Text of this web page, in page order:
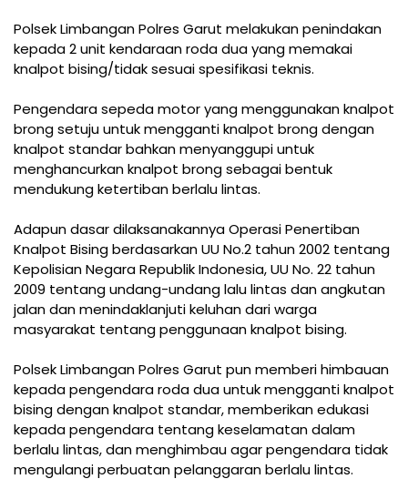
Polsek Limbangan Polres Garut melakukan penindakan
kepada 2 unit kendaraan roda dua yang memakai
knalpot bising/tidak sesuai spesifikasi teknis.
Pengendara sepeda motor yang menggunakan knalpot
brong setuju untuk mengganti knalpot brong dengan
knalpot standar bahkan menyanggupi untuk
menghancurkan knalpot brong sebagai bentuk
mendukung ketertiban berlalu lintas.
Adapun dasar dilaksanakannya Operasi Penertiban
Knalpot Bising berdasarkan UU No.2 tahun 2002 tentang
Kepolisian Negara Republik Indonesia, UU No. 22 tahun
2009 tentang undang-undang lalu lintas dan angkutan
jalan dan menindaklanjuti keluhan dari warga
masyarakat tentang penggunaan knalpot bising.
Polsek Limbangan Polres Garut pun memberi himbauan
kepada pengendara roda dua untuk mengganti knalpot
bising dengan knalpot standar, memberikan edukasi
kepada pengendara tentang keselamatan dalam
berlalu lintas, dan menghimbau agar pengendara tidak
mengulangi perbuatan pelanggaran berlalu lintas.